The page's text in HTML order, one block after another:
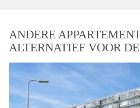
ANDERE
ALTERNATIEF VOOR